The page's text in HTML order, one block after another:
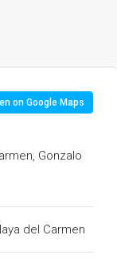
on Google Maps
Gonzalo
del Carmen